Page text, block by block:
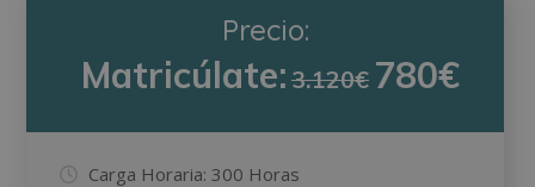
Precio:
Matricúlate:3.120€ 780€
Carga Horaria: 300 Horas